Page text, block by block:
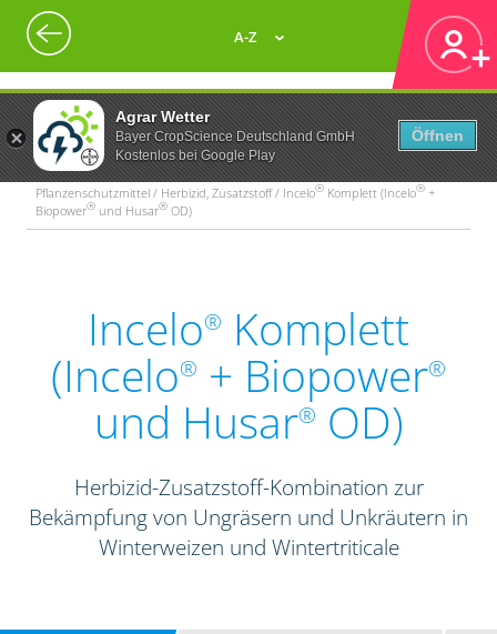
Agrar Wetter
Bayer CropScience Deutschland GmbH
Kostenlos bei Google Play
Öffnen
A-Z
Pflanzenschutzmittel / Herbizid, Zusatzstoff / Incelo® Komplett (Incelo® +
Biopower® und Husar® OD)
Incelo® Komplett
(Incelo® + Biopower®
und Husar® OD)
Herbizid-Zusatzstoff-Kombination zur
Bekämpfung von Ungräsern und Unkräutern in
Winterweizen und Wintertriticale